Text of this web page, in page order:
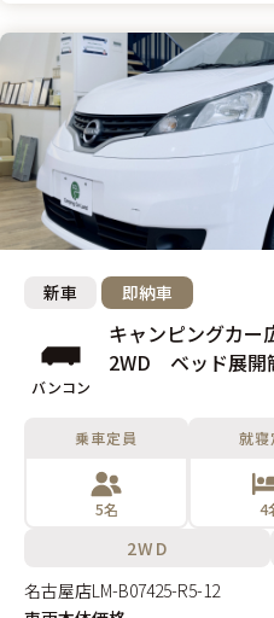
新車 即納車
バンコン
キャンピングカー
2WD ベッド展開
乗車定員
5名
就寝
4
2WD
名古屋店LM-B07425-R5-12